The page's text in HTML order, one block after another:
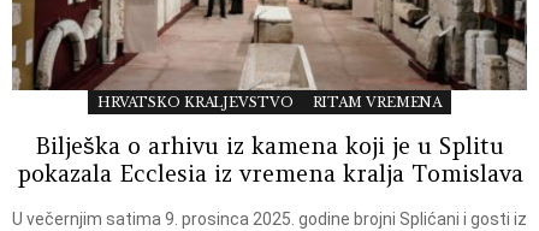
HRVATSKO KRALJEVSTVO RITAM VREMENA
Bilješka o arhivu iz kamena koji je u Splitu
pokazala Ecclesia iz vremena kralja Tomislava
U večernjim satima 9. prosinca 2025. godine brojni Splićani i gosti iz